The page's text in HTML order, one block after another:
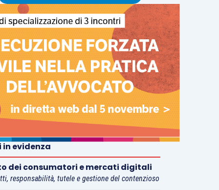
in evidenza
dei consumatori e mercati digitali
responsabilità, tutele e gestione del contenzioso